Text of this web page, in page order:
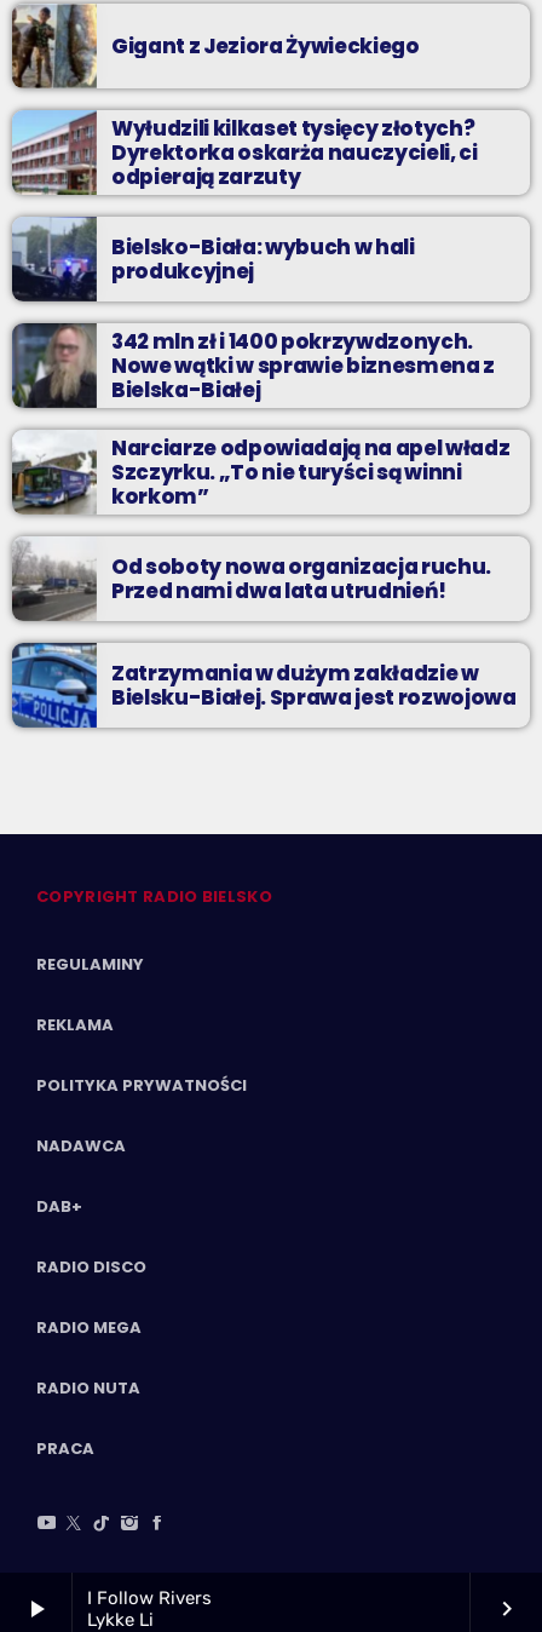
play_arrow
I Follow Rivers
Lykke Li
keyboard_arrow_right
Gigant z Jeziora Żywieckiego
Wyłudzili kilkaset tysięcy złotych?
Dyrektorka oskarża nauczycieli, ci
odpierają zarzuty
Bielsko-Biała: wybuch w hali
produkcyjnej
342 mln zł i 1400 pokrzywdzonych.
Nowe wątki w sprawie biznesmena z
Bielska-Białej
Narciarze odpowiadają na apel władz
Szczyrku. „To nie turyści są winni
korkom”
Od soboty nowa organizacja ruchu.
Przed nami dwa lata utrudnień!
Zatrzymania w dużym zakładzie w
Bielsku-Białej. Sprawa jest rozwojowa
COPYRIGHT RADIO BIELSKO
REGULAMINY
REKLAMA
POLITYKA PRYWATNOŚCI
NADAWCA
DAB+
RADIO DISCO
RADIO MEGA
RADIO NUTA
PRACA